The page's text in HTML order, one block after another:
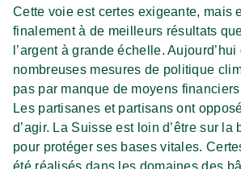
Cette voie est certes exigeante, mais
finalement à de meilleurs résultats
l’argent à grande échelle.
nombreuses mesures de politique
pas par manque de moyens
Les partisanes et partisans ont
d’agir. La Suisse est loin d’être sur la
pour protéger ses bases vitales.
été réalisés dans les domaines des